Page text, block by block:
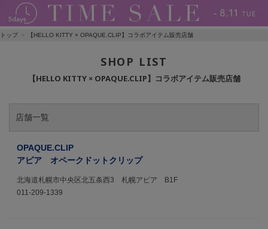
トップ 【HELLO KITTY × OPAQUE.CLIP】コラボアイテム販売店舗
SHOP LIST
【HELLO KITTY × OPAQUE.CLIP】コラボアイテム販売店舗
店舗一覧
OPAQUE.CLIP
アピア オペークドットクリップ
北海道札幌市中央区北五条西3 札幌アピア B1F
011-209-1339